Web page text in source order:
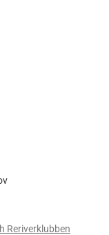
Reriverklubben